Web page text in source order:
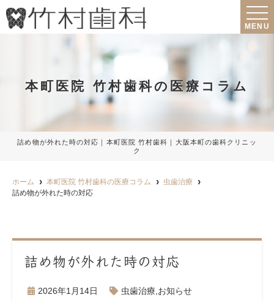
MENU
本町医院 竹村歯科の医療コラム
詰め物が外れた時の対応｜本町医院 竹村歯科｜大阪本町の歯科クリニッ
ク
ホーム 本町医院 竹村歯科の医療コラム
虫歯治療
詰め物が外れた時の対応
詰め物が外れた時の対応
2026年1月14日 虫歯治療 お知らせ